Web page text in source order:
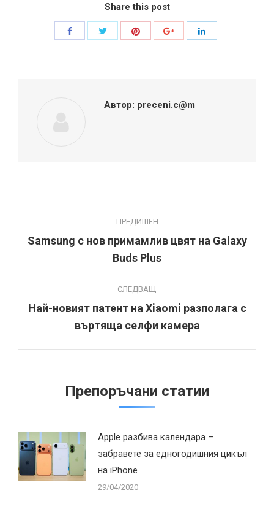
Share this post
Автор: preceni.c@m
navigation
ПРЕДИШЕН
Previous
post:
Samsung с нов примамлив цвят на Galaxy
Buds Plus
СЛЕДВАЩ
Next
post:
Най-новият патент на Xiaomi разполага с
въртяща селфи камера
Препоръчани статии
Apple разбива календара –
забравете за едногодишния цикъл
на iPhone
29/04/2020